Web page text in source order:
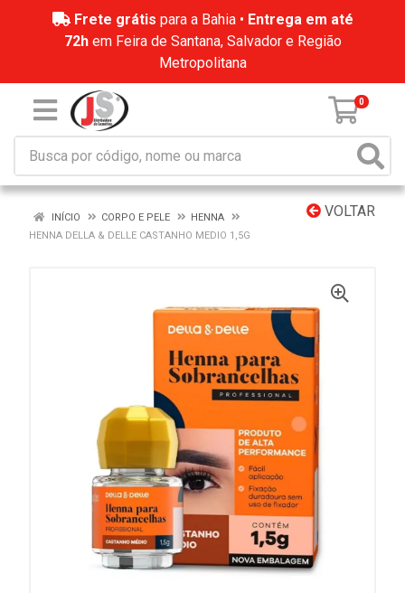
Frete grátis para a Bahia • Entrega em até
72hem Feira de Santana, Salvador e Região
Metropolitana
0
VOLTAR
INÍCIO CORPO E PELE
HENNA
HENNA DELLA & DELLE CASTANHO MEDIO 1,5G